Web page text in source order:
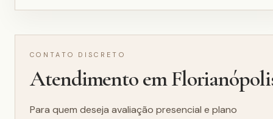
CONTATO DISCRETO
Atendimento em
Para quem deseja avaliação presencial e plano